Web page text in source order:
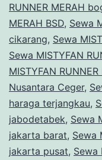
RUNNER MERAH
MERAH BSD, Sewa
cikarang, Sewa
Sewa MISTYFAN
MISTYFAN
Nusantara Ceger,
haraga terjangkau,
jabodetabek, Sewa
jakarta barat, Sewa
jakarta pusat, Sewa